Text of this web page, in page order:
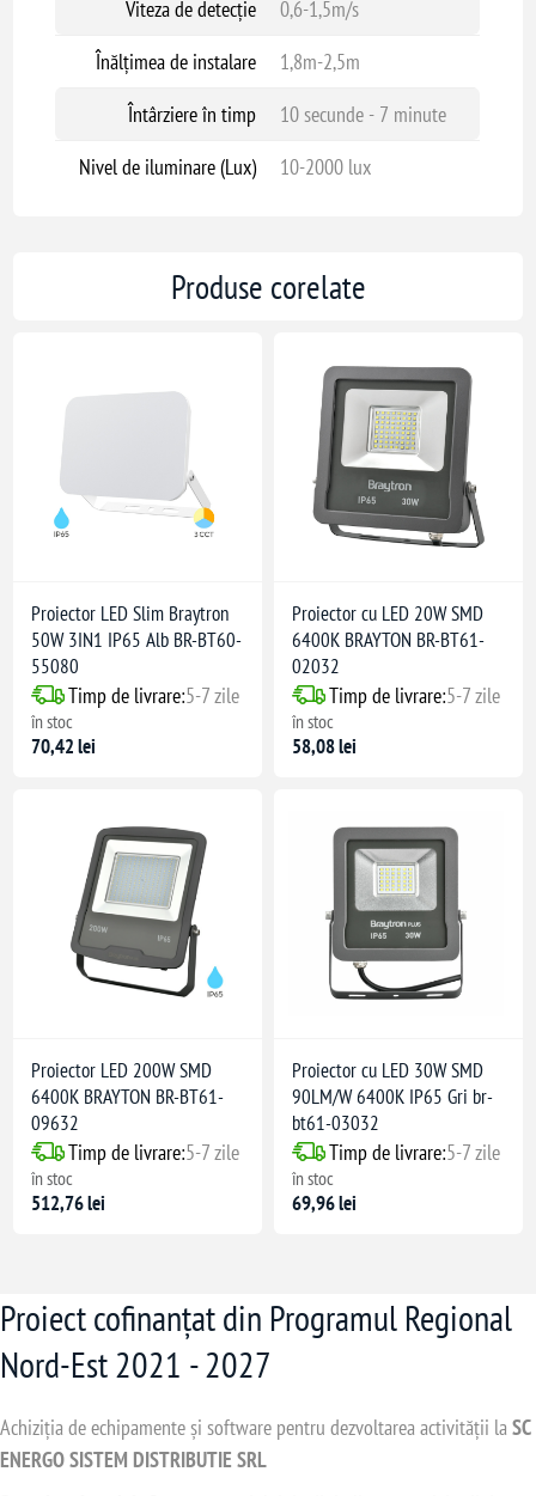
Viteza de detecție
0,6-1,5m/s
Înălțimea de instalare
1,8m-2,5m
Întârziere în timp
10 secunde - 7 minute
Nivel de iluminare (Lux)
10-2000 lux
Produse corelate
Proiector LED Slim Braytron
50W 3IN1 IP65 Alb BR-BT60-
55080
Timp de livrare:5-7 zile
în stoc
70,42 lei
Proiector cu LED 20W SMD
6400K BRAYTON BR-BT61-
02032
Timp de livrare:5-7 zile
în stoc
58,08 lei
Proiector LED 200W SMD
6400K BRAYTON BR-BT61-
09632
Timp de livrare:5-7 zile
în stoc
512,76 lei
Proiector cu LED 30W SMD
90LM/W 6400K IP65 Gri br-
bt61-03032
Timp de livrare:5-7 zile
în stoc
69,96 lei
Proiect cofinanțat din Programul Regional
Nord-Est 2021 - 2027
Achiziția de echipamente și software pentru dezvoltarea activității la SC
ENERGO SISTEM DISTRIBUTIE SRL